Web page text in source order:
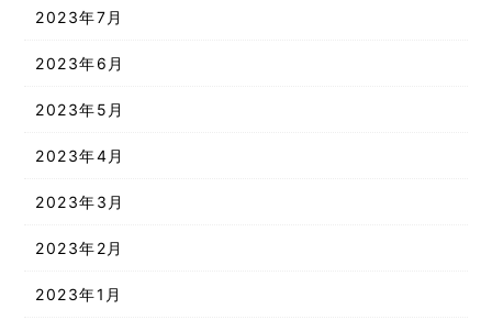
2023年7月
2023年6月
2023年5月
2023年4月
2023年3月
2023年2月
2023年1月